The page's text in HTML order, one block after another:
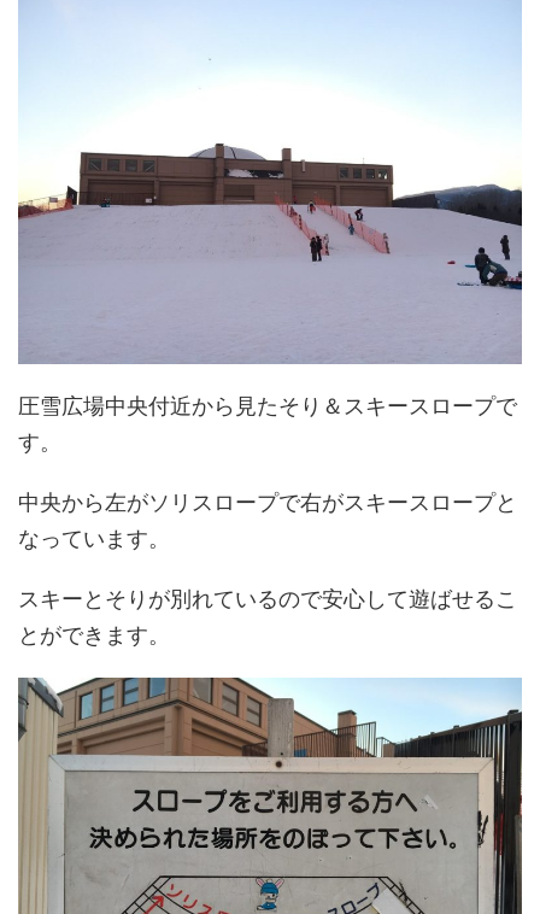
圧雪広場中央付近から見たそり＆スキースロープで
す。
中央から左がソリスロープで右がスキースロープと
なっています。
スキーとそりが別れているので安心して遊ばせるこ
とができます。